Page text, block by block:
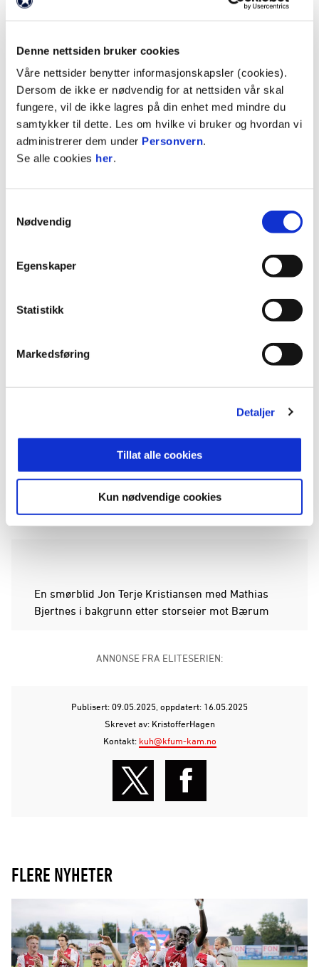
Denne nettsiden bruker cookies
Våre nettsider benytter informasjonskapsler (cookies).
Dersom de ikke er nødvendig for at nettsiden vår skal
fungere, vil de ikke lagres på din enhet med mindre du
samtykker til dette. Les om hvilke vi bruker og hvordan vi
administrerer dem under Personvern.
Se alle cookies her.
Nødvendig
Egenskaper
Statistikk
Markedsføring
Detaljer
Tillat alle cookies
Kun nødvendige cookies
Izz har satt retur etter skudd fra Alvin
En smørblid Jon Terje Kristiansen med Mathias
Bjertnes i bakgrunn etter storseier mot Bærum
ANNONSE FRA ELITESERIEN:
Publisert: 09.05.2025 , oppdatert: 16.05.2025
Skrevet av: KristofferHagen
Kontakt: kuh@kfum-kam.no
FLERE NYHETER